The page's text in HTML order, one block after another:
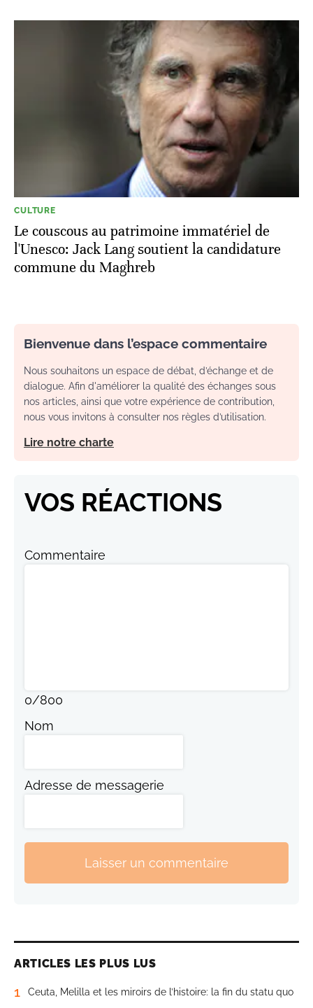
CULTURE
Le couscous au patrimoine immatériel de
l'Unesco: Jack Lang soutient la candidature
commune du Maghreb
Bienvenue dans l’espace commentaire
Nous souhaitons un espace de débat, d’échange et de
dialogue. Afin d'améliorer la qualité des échanges sous
nos articles, ainsi que votre expérience de contribution,
nous vous invitons à consulter nos règles d’utilisation.
Lire notre charte
VOS RÉACTIONS
Commentaire
0/800
Nom
Adresse de messagerie
Laisser un commentaire
ARTICLES LES PLUS LUS
1 Ceuta, Melilla et les miroirs de l’histoire: la fin du statu quo